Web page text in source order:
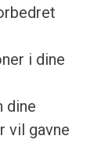
i dine
dine
vil gavne